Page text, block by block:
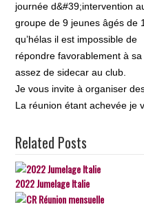
journée d&#39;intervention
groupe de 9 jeunes âgés de
qu’hélas il est impossible de
répondre favorablement à
assez de sidecar au club.
Je vous invite à organiser
La réunion étant achevée je
Related Posts
2022 Jumelage Italie